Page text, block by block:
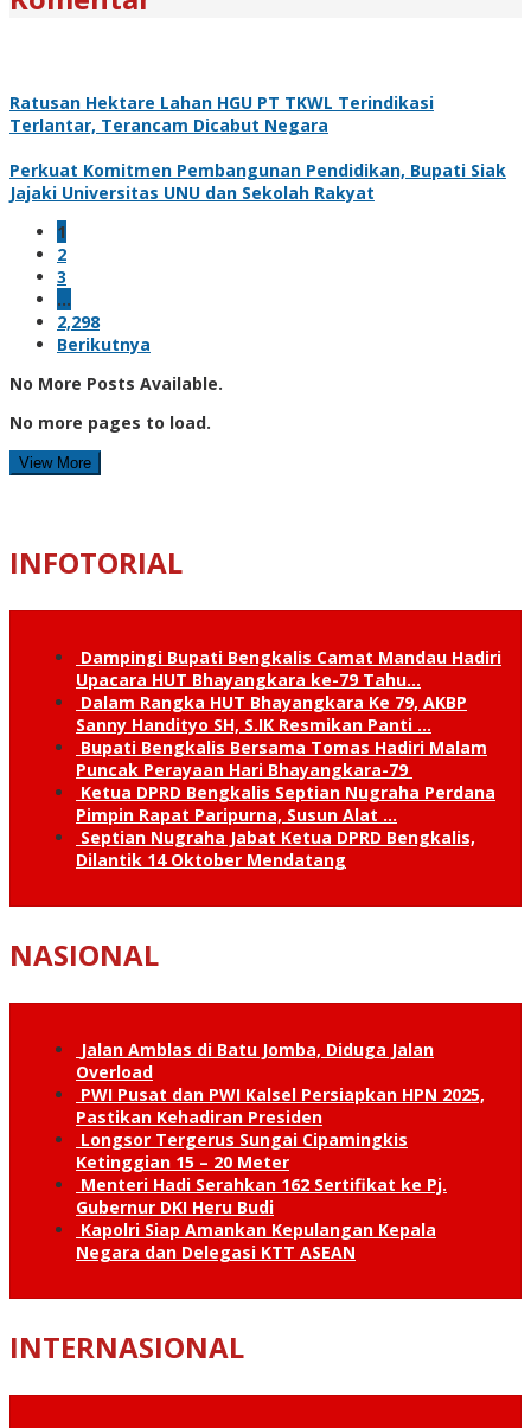
Ratusan Hektare Lahan HGU PT TKWL Terindikasi
Terlantar, Terancam Dicabut Negara
Perkuat Komitmen Pembangunan Pendidikan, Bupati Siak
Jajaki Universitas UNU dan Sekolah Rakyat
1
2
3
…
2,298
Berikutnya
No More Posts Available.
No more pages to load.
View More
INFOTORIAL
Dampingi Bupati Bengkalis Camat Mandau Hadiri
Upacara HUT Bhayangkara ke-79 Tahu…
Dalam Rangka HUT Bhayangkara Ke 79, AKBP
Sanny Handityo SH, S.IK Resmikan Panti …
Bupati Bengkalis Bersama Tomas Hadiri Malam
Puncak Perayaan Hari Bhayangkara-79
Ketua DPRD Bengkalis Septian Nugraha Perdana
Pimpin Rapat Paripurna, Susun Alat …
Septian Nugraha Jabat Ketua DPRD Bengkalis,
Dilantik 14 Oktober Mendatang
NASIONAL
Jalan Amblas di Batu Jomba, Diduga Jalan
Overload
PWI Pusat dan PWI Kalsel Persiapkan HPN 2025,
Pastikan Kehadiran Presiden
Longsor Tergerus Sungai Cipamingkis
Ketinggian 15 – 20 Meter
Menteri Hadi Serahkan 162 Sertifikat ke Pj.
Gubernur DKI Heru Budi
Kapolri Siap Amankan Kepulangan Kepala
Negara dan Delegasi KTT ASEAN
INTERNASIONAL